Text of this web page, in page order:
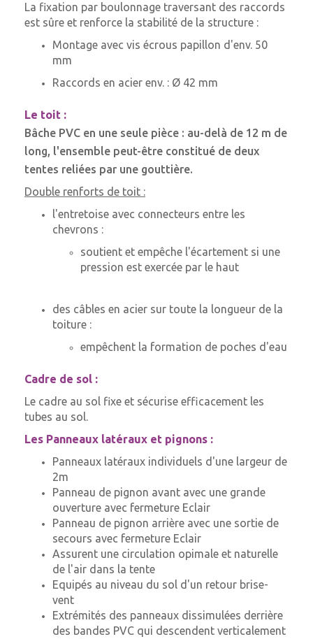
La fixation par boulonnage traversant des raccords
est sûre et renforce la stabilité de la structure :
Montage avec vis écrous papillon d'env. 50
mm
Raccords en acier env. : Ø 42 mm
Le toit :
Bâche PVC en une seule pièce : au-delà de 12 m de
long, l'ensemble peut-être constitué de deux
tentes reliées par une gouttière.
Double renforts de toit :
l'entretoise avec connecteurs entre les
chevrons :
soutient et empêche l'écartement si une
pression est exercée par le haut
des câbles en acier sur toute la longueur de la
toiture :
empêchent la formation de poches d'eau
Cadre de sol :
Le cadre au sol fixe et sécurise efficacement les
tubes au sol.
Les Panneaux latéraux et pignons :
Panneaux latéraux individuels d'une largeur de
2m
Panneau de pignon avant avec une grande
ouverture avec fermeture Eclair
Panneau de pignon arrière avec une sortie de
secours avec fermeture Eclair
Assurent une circulation opimale et naturelle
de l'air dans la tente
Equipés au niveau du sol d'un retour brise-
vent
Extrémités des panneaux dissimulées derrière
des bandes PVC qui descendent verticalement